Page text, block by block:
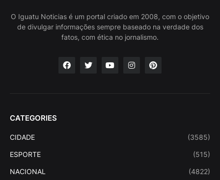
O Iguatu Noticias é um portal criado em 2008, com o objetivo
de divulgar informações sempre baseado na verdade dos
fatos, com ética no jornalismo.
CATEGORIES
CIDADE (3585)
ESPORTE (515)
NACIONAL (4822)